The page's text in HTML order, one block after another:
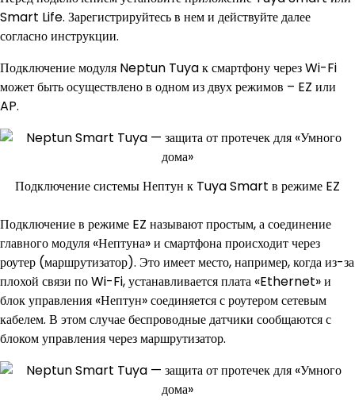
Smart Life. Зарегистрируйтесь в нем и действуйте далее
согласно инструкции.
Подключение модуля Neptun Tuya к смартфону через Wi-Fi
может быть осуществлено в одном из двух режимов – EZ или
AP.
Подключение системы Нептун к Tuya Smart в режиме EZ
Подключение в режиме EZ называют простым, а соединение
главного модуля «Нептуна» и смартфона происходит через
роутер (маршрутизатор). Это имеет место, например, когда из-за
плохой связи по Wi-Fi, устанавливается плата «Ethernet» и
блок управления «Нептун» соединяется с роутером сетевым
кабелем. В этом случае беспроводные датчики сообщаются с
блоком управления через маршрутизатор.